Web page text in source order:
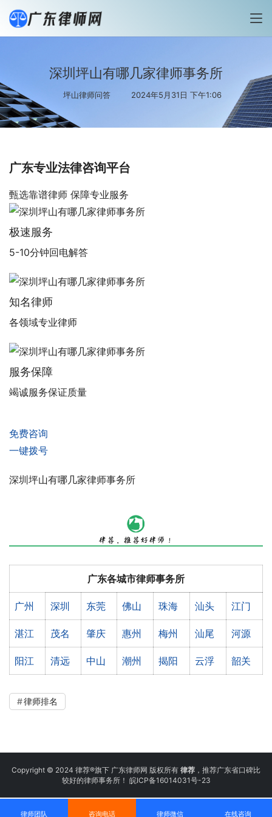
深圳坪山有哪几家律师事务所
坪山律师问答 2024年5月31日 下午1:06
广东专业法律咨询平台
甄选靠谱律师 保障专业服务
极速服务
5-10分钟回电解答
知名律师
各领域专业律师
服务保障
竭诚服务保证质量
免费咨询
一键拨号
深圳坪山有哪几家律师事务所
广东各城市律师事务所
广州 深圳 东莞 佛山 珠海 汕头 江门
湛江 茂名 肇庆 惠州 梅州 汕尾 河源
阳江 清远 中山 潮州 揭阳 云浮 韶关
律师排名
Copyright © 2024 律荐®旗下 广东律师网 版权所有 律荐 ，推荐广东省口碑比
较好的律师事务所！ 皖ICP备16014031号-23
律师团队 咨询电话 律师微信 在线咨询